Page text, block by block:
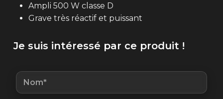
Ampli 500 W classe D
Grave très réactif et puissant
Je suis intéressé par ce produit !